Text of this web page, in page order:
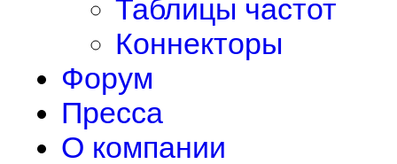
Таблицы частот
Коннекторы
Форум
Пресса
О компании